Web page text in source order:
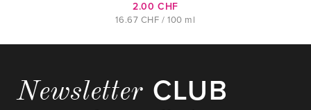
2.00 CHF
16.67 CHF / 100 ml
Newsletter CLUB